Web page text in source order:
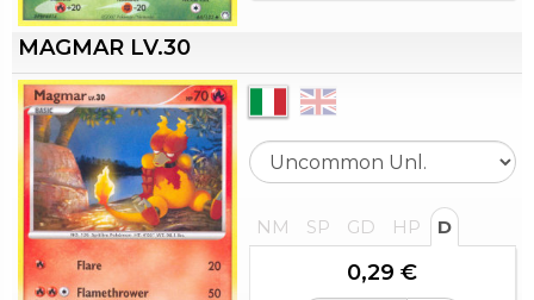
MAGMAR LV.30
NM SP GD HP D
0,29 €